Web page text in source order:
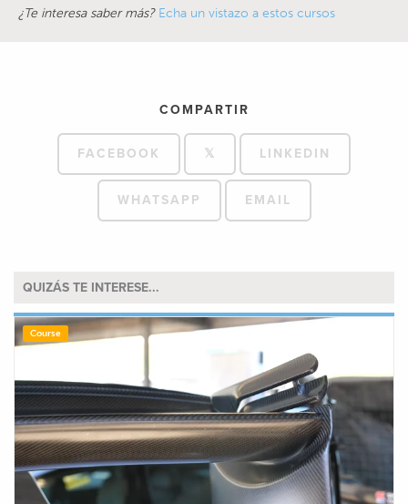
¿Te interesa saber más? Echa un vistazo a estos cursos
COMPARTIR
FACEBOOK 𝕏 LINKEDIN
WHATSAPP EMAIL
QUIZÁS TE INTERESE...